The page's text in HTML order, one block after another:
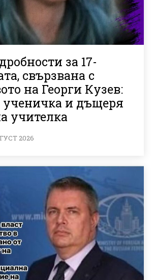
за 17-
свързвана с
на Георги Кузев:
ученичка и дъщеря
учителка
2026